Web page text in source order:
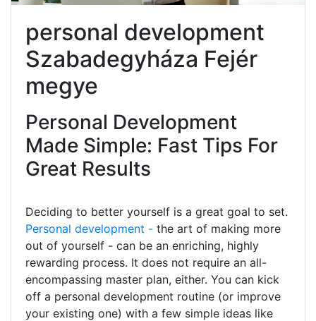
personal development
Szabadegyháza Fejér
megye
Personal Development
Made Simple: Fast Tips For
Great Results
Deciding to better yourself is a great goal to set.
Personal development - the art of making more
out of yourself - can be an enriching, highly
rewarding process. It does not require an all-
encompassing master plan, either. You can kick
off a personal development routine (or improve
your existing one) with a few simple ideas like